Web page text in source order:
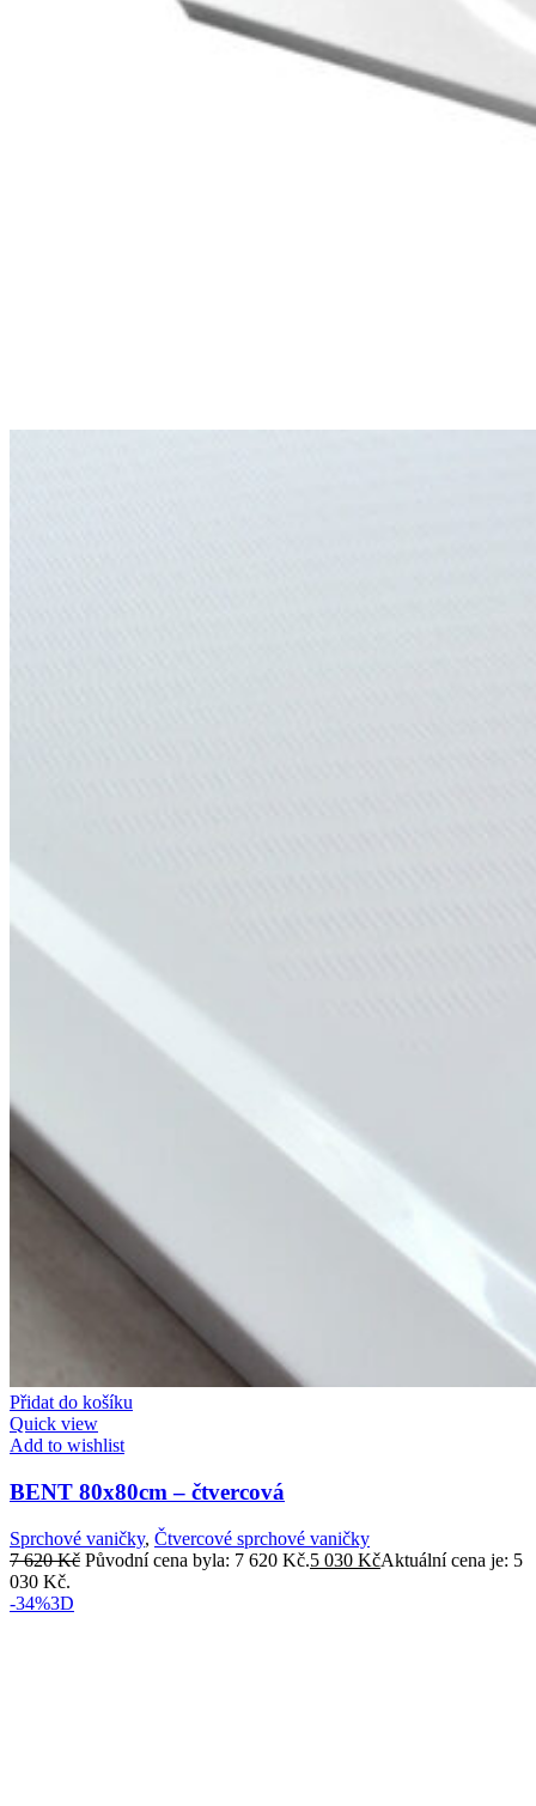
Přidat do košíku
Quick view
Add to wishlist
BENT 80x80cm – čtvercová
Sprchové vaničky, Čtvercové sprchové vaničky
7 620Kč Původní cena byla: 7 620 Kč.5 030 KčAktuální cena je: 5
030 Kč.
-34%3D